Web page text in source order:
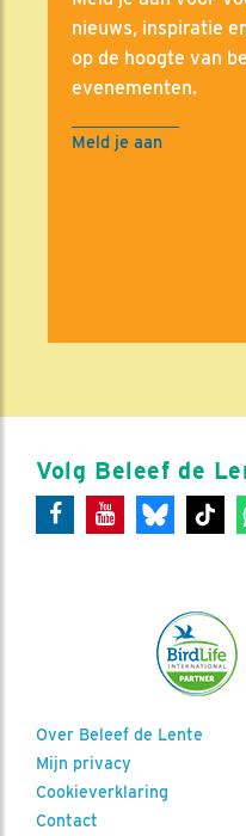
nieuws, inspiratie
op de hoogte van
evenementen.
Meld je aan
Volg Beleef de
Over Beleef de Lente
Mijn privacy
Cookieverklaring
Contact